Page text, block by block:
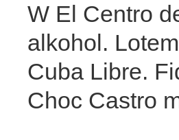
W El Centro
alkohol.
Cuba Libre.
Choc Castro